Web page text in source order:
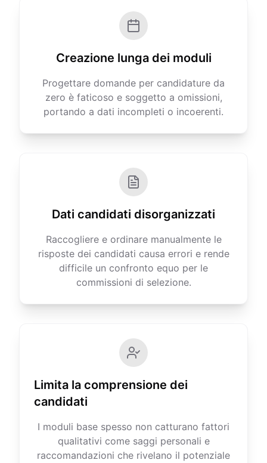
Creazione lunga dei moduli
Progettare domande per candidature da
zero è faticoso e soggetto a omissioni,
portando a dati incompleti o incoerenti.
Dati candidati disorganizzati
Raccogliere e ordinare manualmente le
risposte dei candidati causa errori e rende
difficile un confronto equo per le
commissioni di selezione.
Limita la comprensione dei
candidati
I moduli base spesso non catturano fattori
qualitativi come saggi personali e
raccomandazioni che rivelano il potenziale